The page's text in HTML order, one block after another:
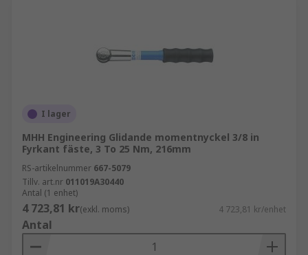
I lager
MHH Engineering Glidande momentnyckel 3/8 in
Fyrkant fäste, 3 To 25 Nm, 216mm
RS-artikelnummer 667-5079
Tillv. art.nr 011019A30440
Antal (1 enhet)
4 723,81 kr(exkl. moms) 4 723,81 kr/enhet
Antal